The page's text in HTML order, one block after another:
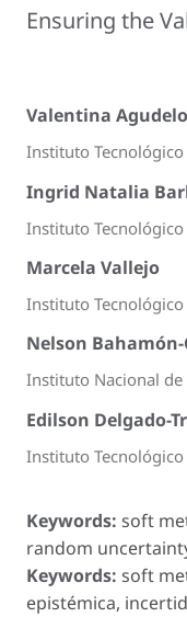
Ensuring the
Valentina
Instituto
Ingrid Natalia
Instituto
Marcela Vallejo
Instituto
Nelson
Instituto Nacional
Edilson Delgado-
Instituto
Keywords: soft
random
Keywords: soft
epistémica,